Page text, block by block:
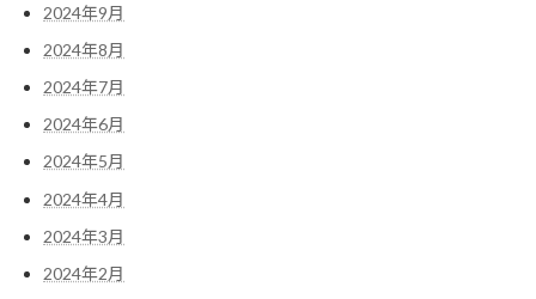
2024年9月
2024年8月
2024年7月
2024年6月
2024年5月
2024年4月
2024年3月
2024年2月